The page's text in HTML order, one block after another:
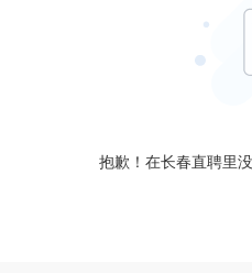
抱歉！在长春直聘里